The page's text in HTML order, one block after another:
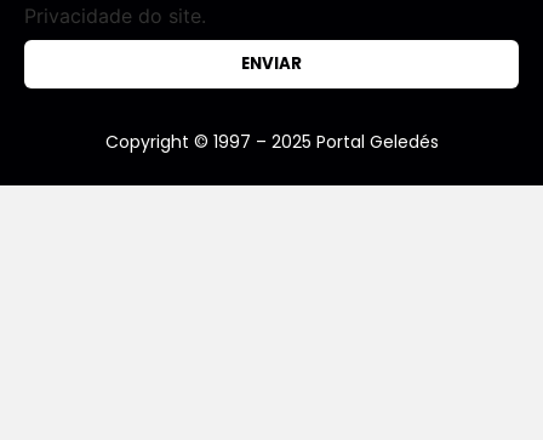
Privacidade do site.
ENVIAR
Copyright © 1997 – 2025 Portal Geledés